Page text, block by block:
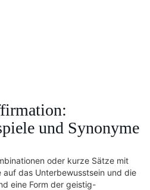
und Synonyme
oder kurze Sätze mit
auf das Unterbewusstsein und die
eine Form der geistig-